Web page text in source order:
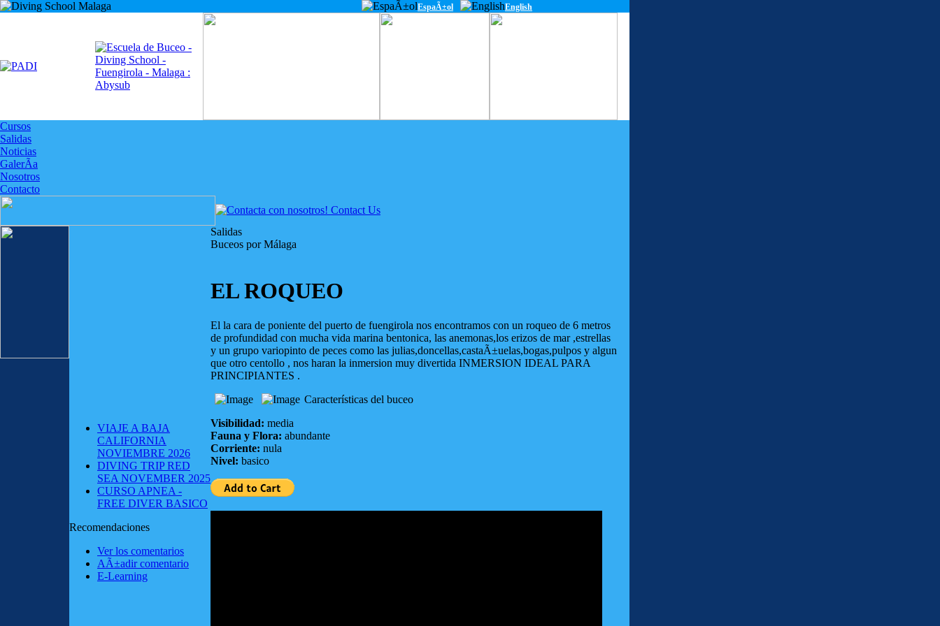
EspaÃ±ol English
Cursos
Salidas
Noticias
GalerÃ­a
Nosotros
Contacto
VIAJE A BAJA
CALIFORNIA
NOVIEMBRE 2026
DIVING TRIP RED
SEA NOVEMBER 2025
CURSO APNEA -
FREE DIVER BASICO
Recomendaciones
Ver los comentarios
AÃ±adir comentario
E-Learning
Salidas
Buceos por Málaga
EL ROQUEO
El la cara de poniente del puerto de fuengirola nos encontramos con un roqueo de 6 metros
de profundidad con mucha vida marina bentonica, las anemonas,los erizos de mar ,estrellas
y un grupo variopinto de peces como las julias,doncellas,castaÃ±uelas,bogas,pulpos y algun
que otro centollo , nos haran la inmersion muy divertida INMERSION IDEAL PARA
PRINCIPIANTES .
Características del buceo
Visibilidad: media
Fauna y Flora: abundante
Corriente: nula
Nivel: basico